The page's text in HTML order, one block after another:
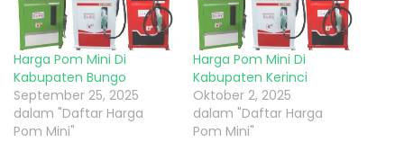
Harga Pom Mini Di
Kabupaten Bungo
September 25, 2025
dalam "Daftar Harga
Pom Mini"
Harga Pom Mini Di
Kabupaten Kerinci
Oktober 2, 2025
dalam "Daftar Harga
Pom Mini"